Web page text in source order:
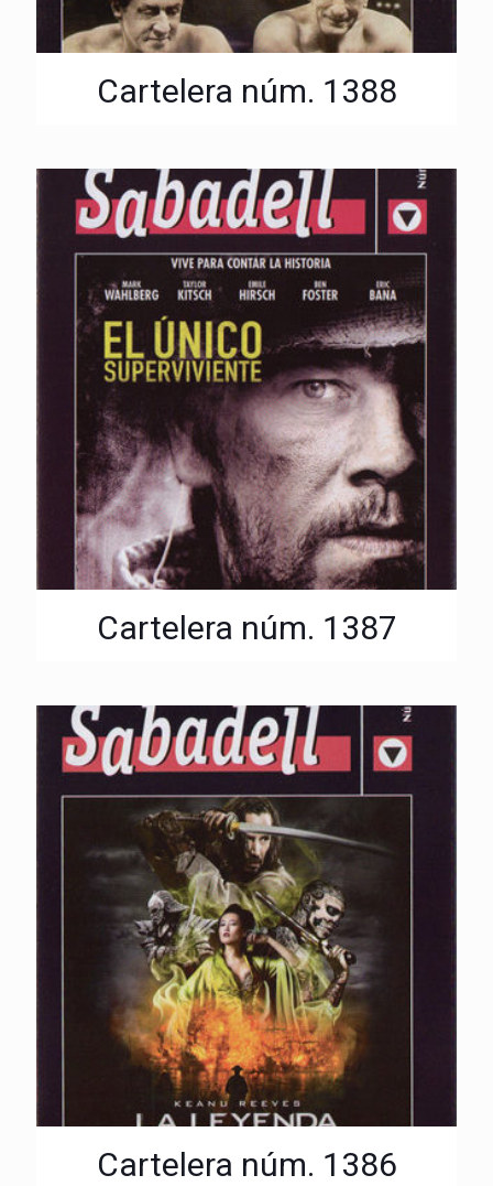
Cartelera núm. 1388
Cartelera núm. 1387
Cartelera núm. 1386